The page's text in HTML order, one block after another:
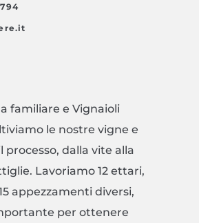
familiare e Vignaioli
le nostre vigne e
dalla vite alla
Lavoriamo 12 ettari,
appezzamenti diversi,
per ottenere